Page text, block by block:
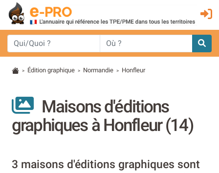
> Édition graphique > Normandie > Honfleur
Maisons d'éditions
graphiques à Honfleur (14)
3 maisons d'éditions graphiques sont